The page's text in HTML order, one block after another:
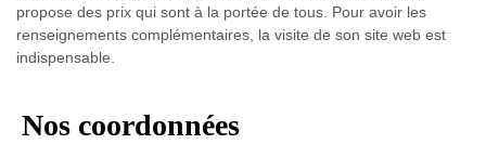
propose des prix qui sont à la portée de tous. Pour avoir les
renseignements complémentaires, la visite de son site web est
indispensable.
Nos coordonnées